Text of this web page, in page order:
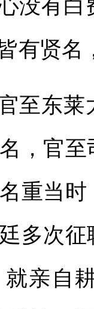
有白
有贤名
东莱
，官
重当
多次
亲自